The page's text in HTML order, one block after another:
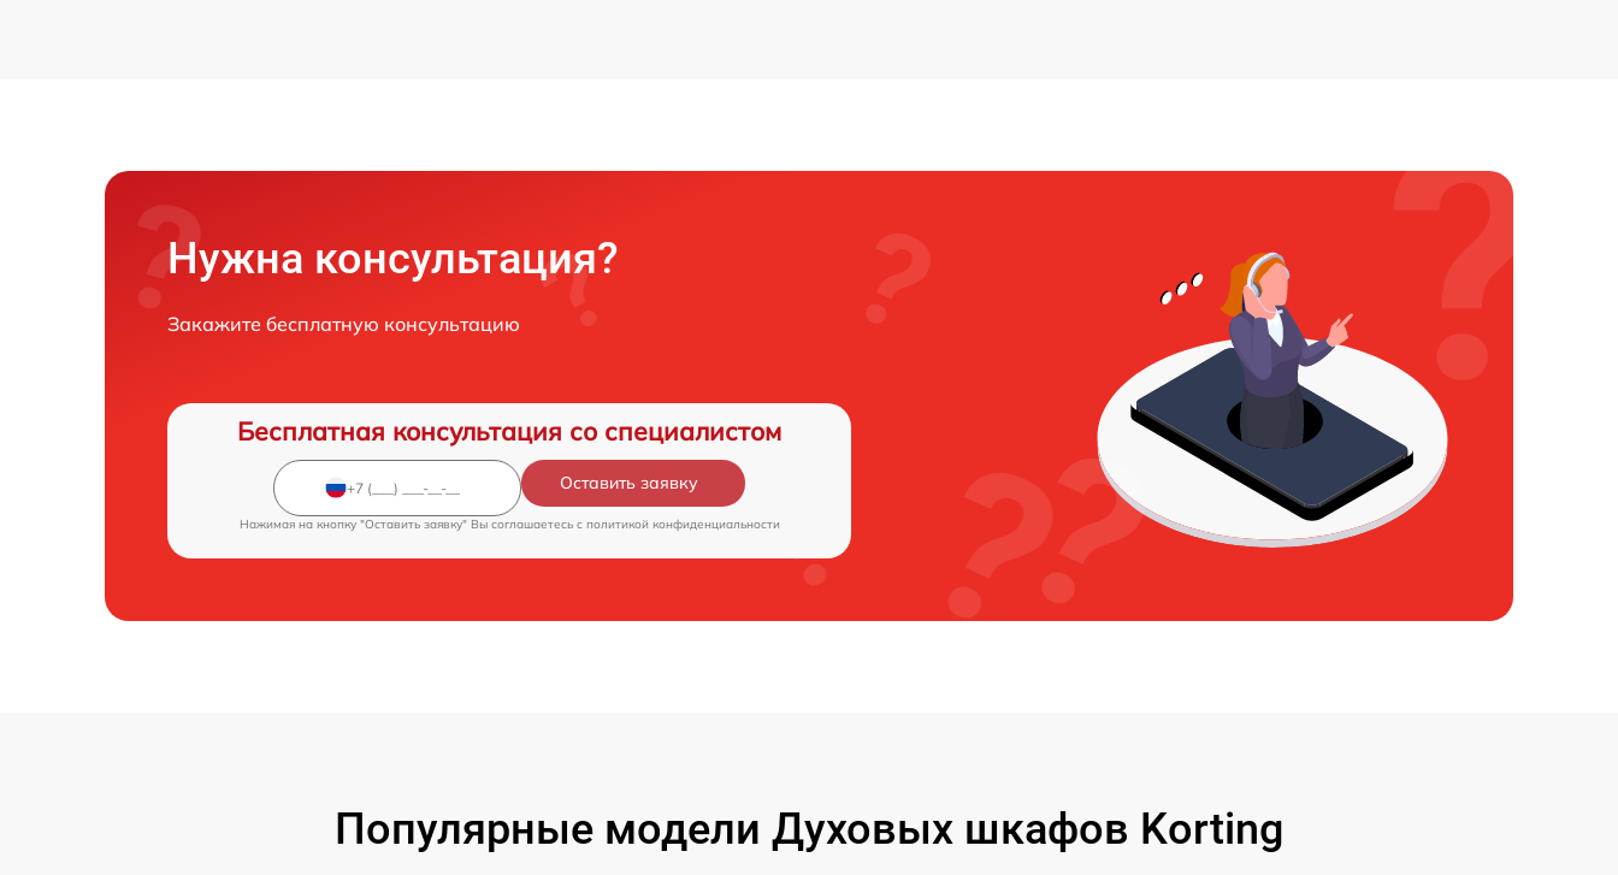
Нужна консультация?
Закажите бесплатную консультацию
Бесплатная консультация со специалистом
Оставить заявку
Нажимая на кнопку "Оставить заявку" Вы соглашаетесь c политикой конфиденциальности
Популярные модели Духовых шкафов Korting